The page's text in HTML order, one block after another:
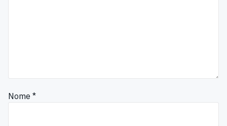
Nome *